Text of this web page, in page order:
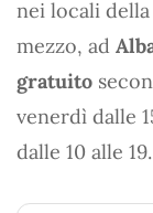
nei locali della
mezzo, ad
gratuito
venerdì dalle
dalle 10 alle 19.